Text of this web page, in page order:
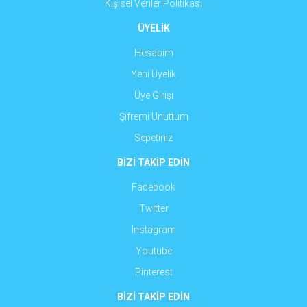
Kişisel Veriler Politikası
ÜYELİK
Hesabım
Yeni Üyelik
Üye Girişi
Şifremi Unuttum
Sepetiniz
BİZİ TAKİP EDİN
Facebook
Twitter
Instagram
Youtube
Pinterest
BİZİ TAKİP EDİN